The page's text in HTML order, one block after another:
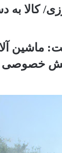
کالا
ماشین
خصوصی